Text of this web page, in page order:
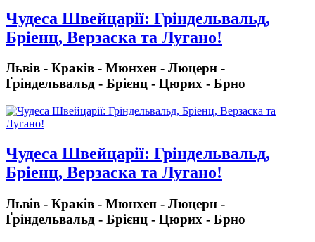
Чудеса Швейцарії: Гріндельвальд,
Бріенц, Верзаска та Лугано!
Львів - Краків - Мюнхен - Люцерн -
Ґріндельвальд - Брієнц - Цюрих - Брно
Чудеса Швейцарії: Гріндельвальд,
Бріенц, Верзаска та Лугано!
Львів - Краків - Мюнхен - Люцерн -
Ґріндельвальд - Брієнц - Цюрих - Брно